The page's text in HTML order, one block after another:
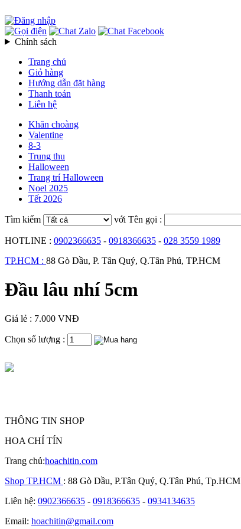
Chính sách
Trang chủ
Giỏ hàng
Hướng dẫn đặt hàng
Thanh toán
Liên hệ
Khăn choàng
Valentine
8-3
Trung thu
Halloween
Trang trí Halloween
Noel 2025
Tết 2026
Tìm kiếm với Tên gọi :
HOTLINE : 0902366635 - 0918366635 - 028 3559 1989
TP.HCM : 88 Gò Dầu, P. Tân Quý, Q.Tân Phú, TP.HCM
Đầu lâu nhí 5cm
Giá lẻ : 7.000 VNĐ
Chọn số lượng :
THÔNG TIN SHOP
HOA CHÍ TÍN
Trang chủ:hoachitin.com
Shop TP.HCM : 88 Gò Dầu, P.Tân Quý, Q.Tân Phú, Tp.HCM
Liên hệ: 0902366635 - 0918366635 - 0934134635
Email: hoachitin@gmail.com